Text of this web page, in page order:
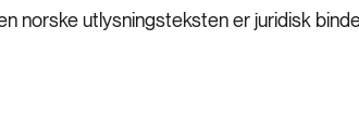
norske utlysningsteksten er juridisk